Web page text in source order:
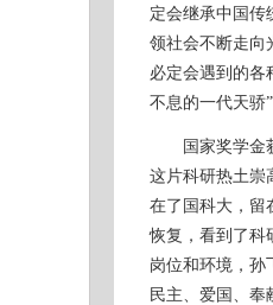
定会继承中国传
领社会不断走向
必定会遇到的各
不息的一代天骄”
国家奖学金获
这片科研热土崇
在了国科大，留
恢复，看到了科
岗位和环境，孙
民主、爱国、奉